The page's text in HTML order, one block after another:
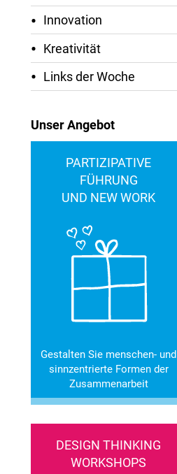
Innovation
Kreativität
Links der Woche
Unser Angebot
PARTIZIPATIVE
FÜHRUNG
UND NEW WORK
Gestalten Sie menschen- und
sinnzentrierte Formen der
Zusammenarbeit
DESIGN THINKING
WORKSHOPS